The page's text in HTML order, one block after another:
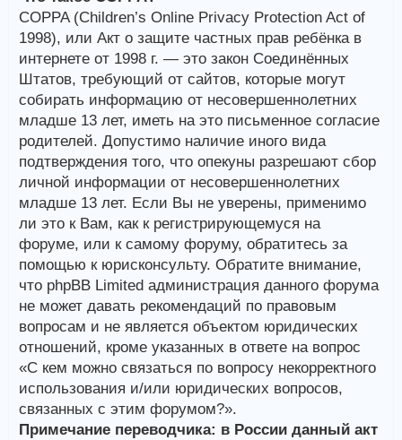
COPPA (Children’s Online Privacy Protection Act of
1998), или Акт о защите частных прав ребёнка в
интернете от 1998 г. — это закон Соединённых
Штатов, требующий от сайтов, которые могут
собирать информацию от несовершеннолетних
младше 13 лет, иметь на это письменное согласие
родителей. Допустимо наличие иного вида
подтверждения того, что опекуны разрешают сбор
личной информации от несовершеннолетних
младше 13 лет. Если Вы не уверены, применимо
ли это к Вам, как к регистрирующемуся на
форуме, или к самому форуму, обратитесь за
помощью к юрисконсульту. Обратите внимание,
что phpBB Limited администрация данного форума
не может давать рекомендаций по правовым
вопросам и не является объектом юридических
отношений, кроме указанных в ответе на вопрос
«С кем можно связаться по вопросу некорректного
использования и/или юридических вопросов,
связанных с этим форумом?».
Примечание переводчика: в России данный акт